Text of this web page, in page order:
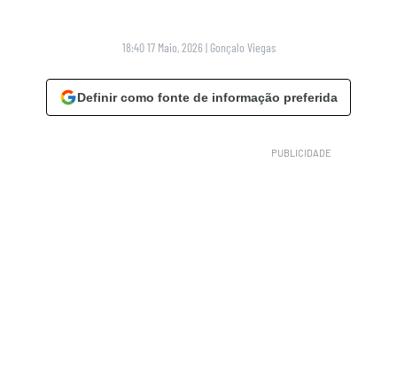
18:40 17 Maio, 2026 | Gonçalo Viegas
Definir como fonte de informação preferida